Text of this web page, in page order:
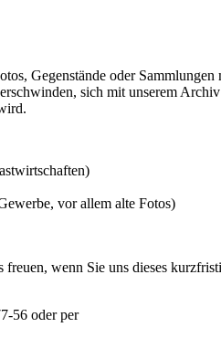
Gegenstände oder
sich mit unserem
vor allem alte Fotos)
wenn Sie uns dieses
56 oder per